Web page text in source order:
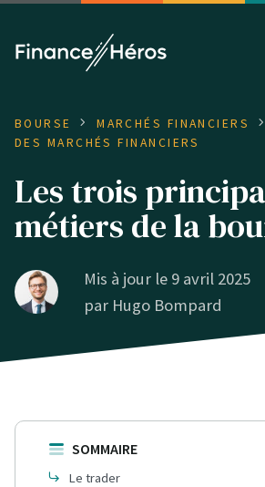
BOURSE MARCHÉS FINANCIERS
DES MARCHÉS FINANCIERS
Les trois
métiers de la
Mis à jour le 9 avril 2025
par Hugo Bompard
SOMMAIRE
Le trader